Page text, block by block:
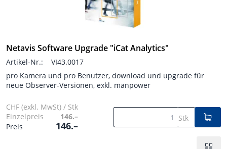
Netavis Software Upgrade "iCat Analytics"
Artikel-Nr.:
VI43.0017
pro Kamera und pro Benutzer, download und upgrade für
neue Observer-Versionen, exkl. manpower
CHF (exkl. MwSt) / Stk
Einzelpreis
146.–
Preis
146.–
Stk